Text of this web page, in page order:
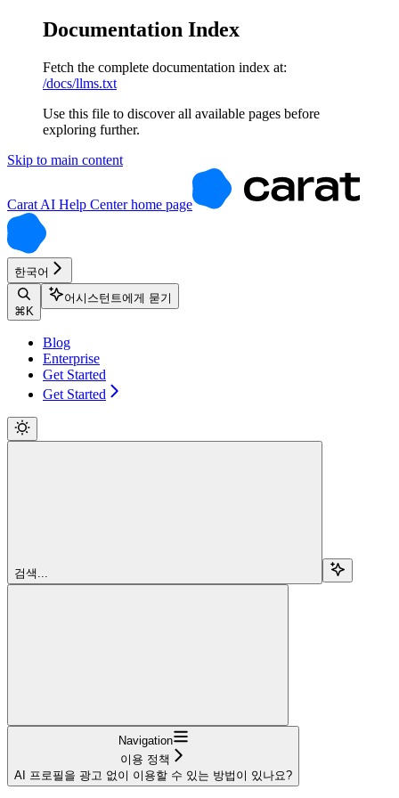
Documentation Index
Fetch the complete documentation index at:
/docs/llms.txt
Use this file to discover all available pages before
exploring further.
Skip to main content
Carat AI Help Centerhome page
한국어
⌘ K
어시스턴트에게 묻기
Blog
Enterprise
Get Started
Get Started
검색...
Navigation
이용 정책
AI 프로필을 광고 없이 이용할 수 있는 방법이 있나요?